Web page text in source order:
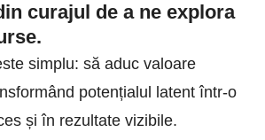
curajul de a ne explora
simplu: să aduc valoare
potențialul latent într-o
și în rezultate vizibile.